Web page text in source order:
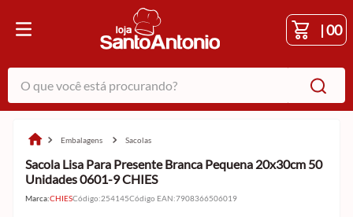
|00
O que você está procurando?
embalagens sacolas
Sacola Lisa Para Presente Branca Pequena 20x30cm 50
Unidades 0601-9 CHIES
Marca:CHIESCódigo:254145Código EAN:7908366506019